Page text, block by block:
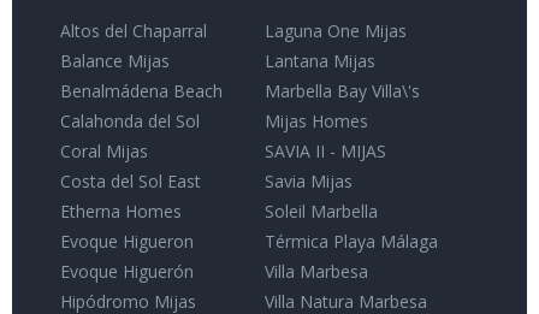
Altos del Chaparral
Balance Mijas
Benalmádena Beach
Calahonda del Sol
Coral Mijas
Costa del Sol East
Etherna Homes
Evoque Higueron
Evoque Higuerón
Hipódromo Mijas
Laguna One Mijas
Lantana Mijas
Marbella Bay Villa\'s
Mijas Homes
SAVIA II - MIJAS
Savia Mijas
Soleil Marbella
Térmica Playa Málaga
Villa Marbesa
Villa Natura Marbesa